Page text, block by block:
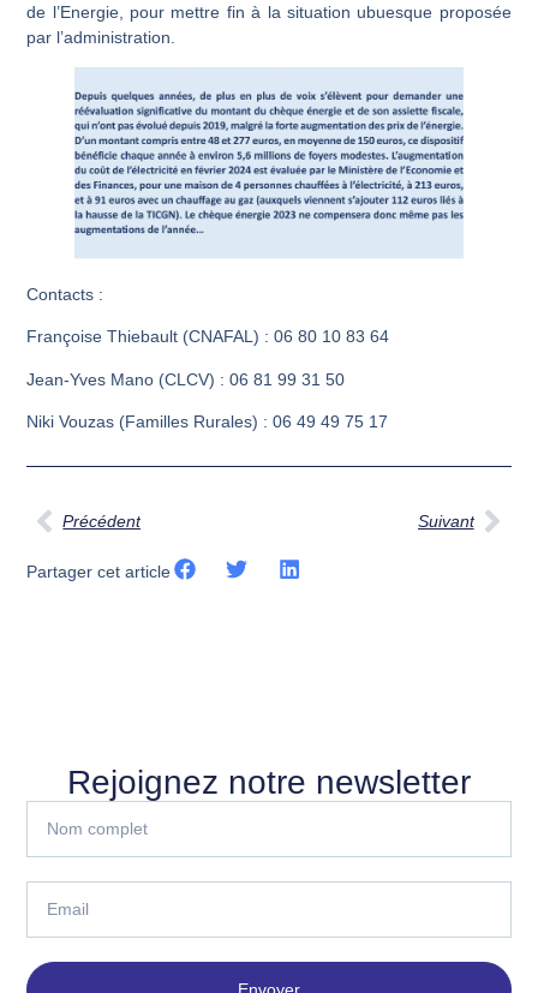
de l’Energie, pour mettre fin à la situation ubuesque proposée
par l’administration.
Contacts :
Françoise Thiebault (CNAFAL) : 06 80 10 83 64
Jean-Yves Mano (CLCV) : 06 81 99 31 50
Niki Vouzas (Familles Rurales) : 06 49 49 75 17
Précédent Suivant
Partager cet article
Rejoignez notre newsletter